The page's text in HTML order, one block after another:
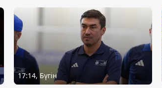
17:14, Бүгін